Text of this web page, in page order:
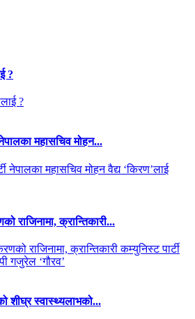
?
नेपालका महासचिव मोहन...
राजिनामा, क्रान्तिकारी...
शीघ्र स्वास्थ्यलाभको...